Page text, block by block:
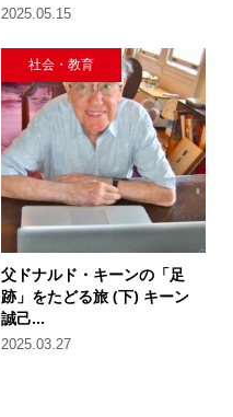
2025.05.15
社会・教育
父ドナルド・キーンの「足
跡」をたどる旅 (下) キーン
誠己...
2025.03.27